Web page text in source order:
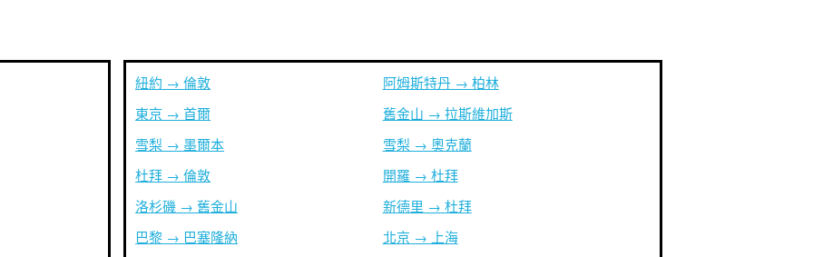
紐約 → 倫敦
東京 → 首爾
雪梨 → 墨爾本
杜拜 → 倫敦
洛杉磯 → 舊金山
巴黎 → 巴塞隆納
阿姆斯特丹 → 柏林
舊金山 → 拉斯維加斯
雪梨 → 奧克蘭
開羅 → 杜拜
新德里 → 杜拜
北京 → 上海